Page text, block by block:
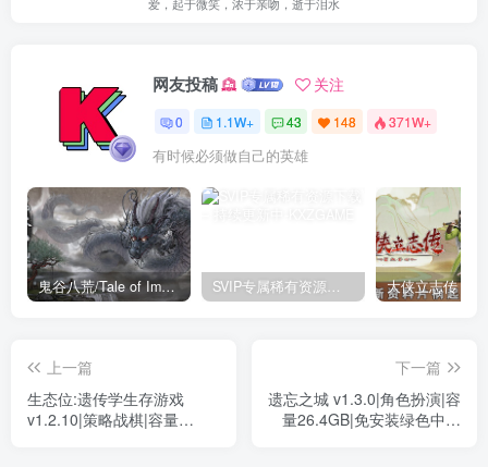
不管你被贴上什么标签，只有你才能定义你自己
网友投稿 关注
0 1.1W+ 43 148 371W+
我不懒，我只是开启了节能模式
鬼谷八荒/Tale of Immortal v1.2.105.259|角色扮演|容量27.4GB|免安装绿色中文版 SVIP专属稀有资源下载 – 持续更新中
上一篇
生态位:遗传学生存游戏
v1.2.10|策略战棋|容量
下一篇
遗忘之城 v1.3.0|角色扮演|容
量26.4GB|免安装绿色中文